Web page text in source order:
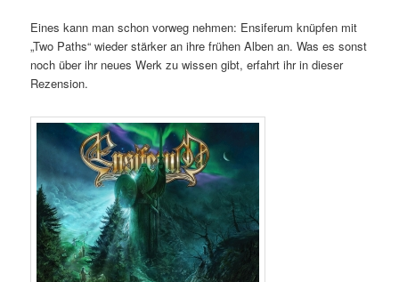
Eines kann man schon vorweg nehmen: Ensiferum knüpfen mit
„Two Paths“ wieder stärker an ihre frühen Alben an. Was es sonst
noch über ihr neues Werk zu wissen gibt, erfahrt ihr in dieser
Rezension.